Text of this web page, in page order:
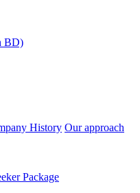
History Our approach
Package